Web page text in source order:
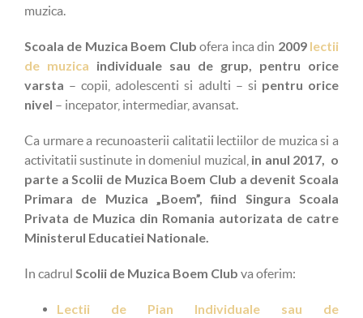
muzica.
Scoala de Muzica Boem Club ofera inca din 2009 lectii
de muzica individuale sau de grup, pentru orice
varsta – copii, adolescenti si adulti – si pentru orice
nivel – incepator, intermediar, avansat.
Ca urmare a recunoasterii calitatii lectiilor de muzica si a
activitatii sustinute in domeniul muzical, in anul 2017, o
parte a Scolii de Muzica Boem Club a devenit Scoala
Primara de Muzica „Boem”, fiind Singura Scoala
Privata de Muzica din Romania autorizata de catre
Ministerul Educatiei Nationale.
In cadrul Scolii de Muzica Boem Club va oferim:
Lectii de Pian Individuale sau de